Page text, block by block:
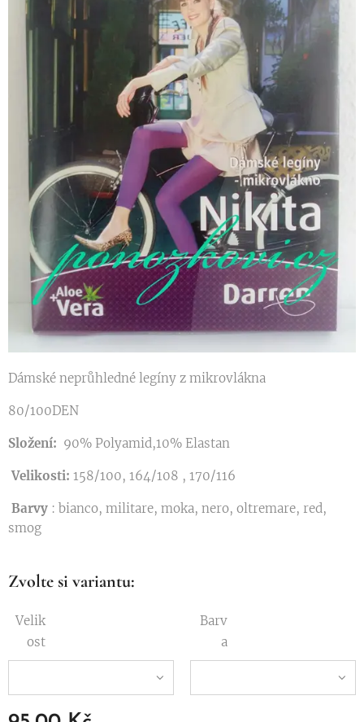
Dámské neprůhledné legíny z mikrovlákna
80/100DEN
Složení: 90% Polyamid,10% Elastan
Velikosti: 158/100, 164/108 , 170/116
Barvy : bianco, militare, moka, nero, oltremare, red,
smog
Zvolte si variantu:
Velik
ost
Barv
a